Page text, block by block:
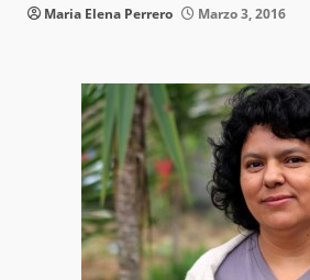
Maria Elena Perrero Marzo 3, 2016